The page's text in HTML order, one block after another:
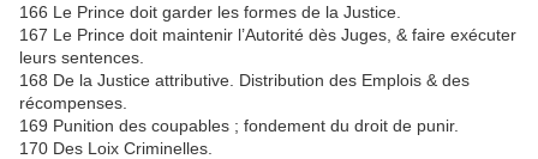
166 Le Prince doit garder les formes de la Justice.
167 Le Prince doit maintenir l’Autorité dès Juges, & faire exécuter
leurs sentences.
168 De la Justice attributive. Distribution des Emplois & des
récompenses.
169 Punition des coupables ; fondement du droit de punir.
170 Des Loix Criminelles.